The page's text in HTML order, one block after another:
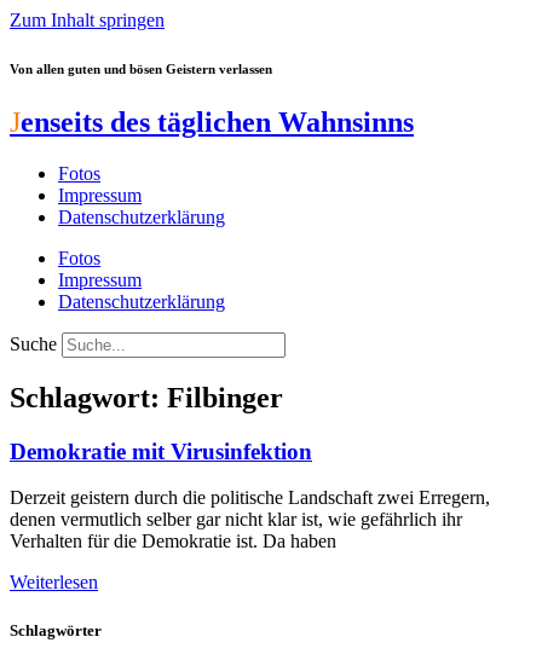
Zum Inhalt springen
Von allen guten und bösen Geistern verlassen
Jenseits des täglichen Wahnsinns
Fotos
Impressum
Datenschutzerklärung
Fotos
Impressum
Datenschutzerklärung
Suche
Schlagwort: Filbinger
Demokratie mit Virusinfektion
Derzeit geistern durch die politische Landschaft zwei Erregern,
denen vermutlich selber gar nicht klar ist, wie gefährlich ihr
Verhalten für die Demokratie ist. Da haben
Weiterlesen
Schlagwörter